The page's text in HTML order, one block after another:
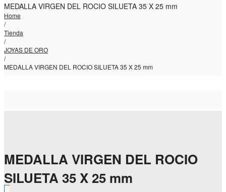
MEDALLA VIRGEN DEL ROCIO SILUETA 35 X 25 mm
Home
/
Tienda
/
JOYAS DE ORO
/
MEDALLA VIRGEN DEL ROCIO SILUETA 35 X 25 mm
MEDALLA VIRGEN DEL ROCIO
SILUETA 35 X 25 mm